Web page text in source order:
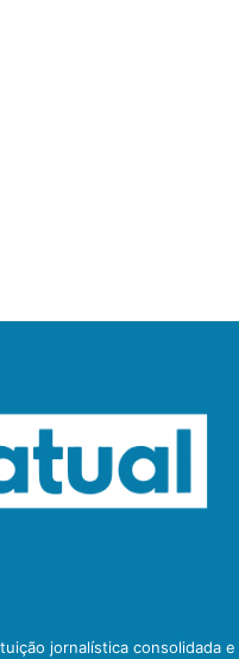
jornalística consolidada